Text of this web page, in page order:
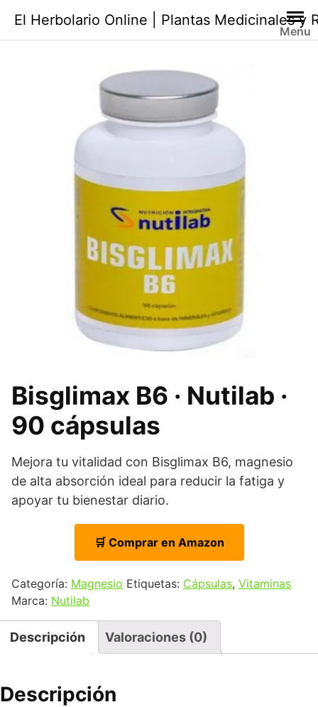
contenido
El Herbolario Online | Plantas Medicinales y
Menu
Bisglimax B6 · Nutilab ·
90 cápsulas
Mejora tu vitalidad con Bisglimax B6, magnesio
de alta absorción ideal para reducir la fatiga y
apoyar tu bienestar diario.
🛒 Comprar en Amazon
Categoría: Magnesio Etiquetas: Cápsulas, Vitaminas
Marca: Nutilab
Descripción Valoraciones (0)
Descripción